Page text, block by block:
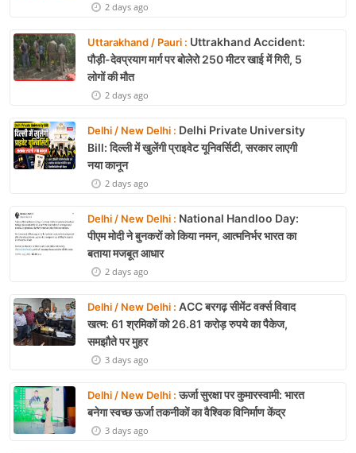
2 days ago
Uttarakhand / Pauri : Uttrakhand Accident:
पौड़ी-देवप्रयाग मार्ग पर बोलेरो 250 मीटर खाई में गिरी, 5
लोगों की मौत
2 days ago
Delhi / New Delhi : Delhi Private University
Bill: दिल्ली में खुलेंगी प्राइवेट यूनिवर्सिटी, सरकार लाएगी
नया कानून
2 days ago
Delhi / New Delhi : National Handloo Day:
पीएम मोदी ने बुनकरों को किया नमन, आत्मनिर्भर भारत का
बताया मजबूत आधार
2 days ago
Delhi / New Delhi : ACC बरगढ़ सीमेंट वर्क्स विवाद
खत्म: 61 श्रमिकों को 26.81 करोड़ रुपये का पैकेज,
समझौते पर मुहर
3 days ago
Delhi / New Delhi :ऊर्जा सुरक्षा पर कुमारस्वामी: भारत
बनेगा स्वच्छ ऊर्जा तकनीकों का वैश्विक विनिर्माण केंद्र
3 days ago